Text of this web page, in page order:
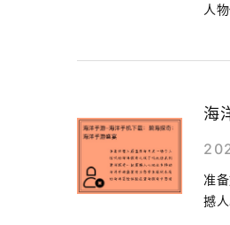
人
海
准
撼